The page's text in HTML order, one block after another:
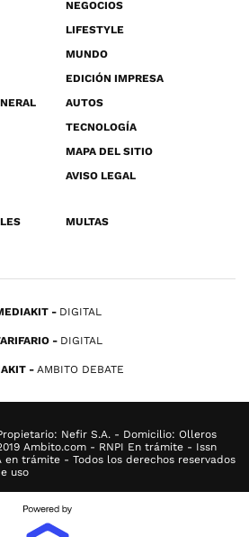
NEGOCIOS
LIFESTYLE
MUNDO
EDICIÓN IMPRESA
AUTOS
TECNOLOGÍA
MAPA DEL SITIO
AVISO LEGAL
MULTAS
DIGITAL
DIGITAL
AMBITO DEBATE
Nefir S.A. - Domicilio: Olleros
Ambito.com - RNPI En trámite - Issn
en trámite - Todos los derechos reservados
uso